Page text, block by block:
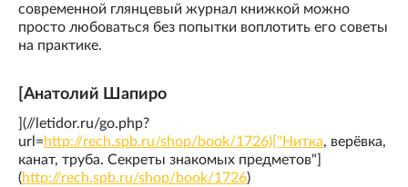
современной глянцевый журнал книжкой можно
просто любоваться без попытки воплотить его советы
на практике.
[Анатолий Шапиро
](//letidor.ru/go.php?
url=http://rech.spb.ru/shop/book/1726)["Нитка, верёвка,
канат, труба. Секреты знакомых предметов"]
(http://rech.spb.ru/shop/book/1726)